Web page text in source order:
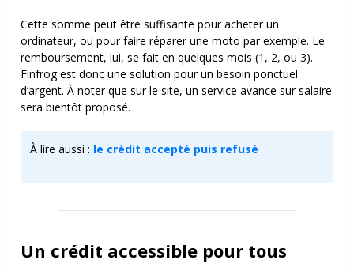
Cette somme peut être suffisante pour acheter un
ordinateur, ou pour faire réparer une moto par exemple. Le
remboursement, lui, se fait en quelques mois (1, 2, ou 3).
Finfrog est donc une solution pour un besoin ponctuel
d’argent. À noter que sur le site, un service avance sur salaire
sera bientôt proposé.
À lire aussi : le crédit accepté puis refusé
Un crédit accessible pour tous